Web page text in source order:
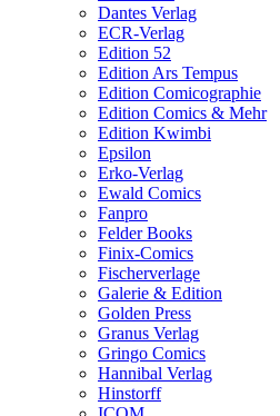
Dantes Verlag
ECR-Verlag
Edition 52
Edition Ars Tempus
Edition Comicographie
Edition Comics & Mehr
Edition Kwimbi
Epsilon
Erko-Verlag
Ewald Comics
Fanpro
Felder Books
Finix-Comics
Fischerverlage
Galerie & Edition
Golden Press
Granus Verlag
Gringo Comics
Hannibal Verlag
Hinstorff